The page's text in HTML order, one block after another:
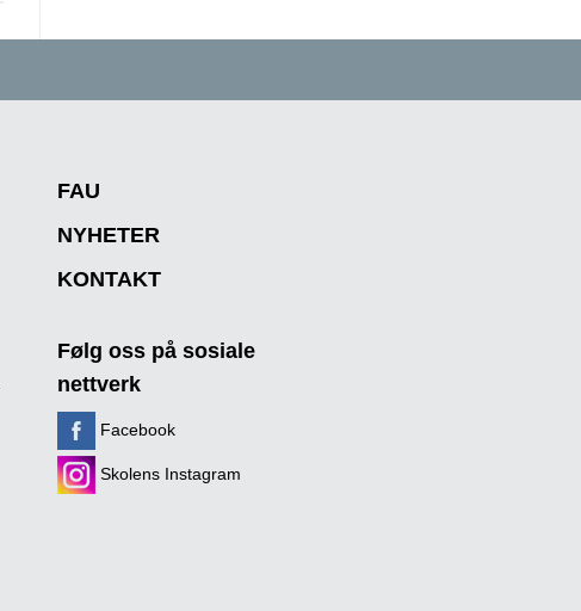
FAU
NYHETER
KONTAKT
Følg oss på sosiale
nettverk
Facebook
Skolens Instagram